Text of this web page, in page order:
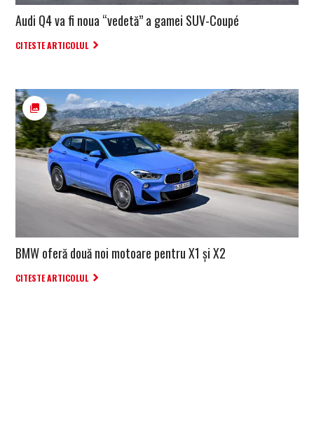
Audi Q4 va fi noua “vedetă” a gamei SUV-Coupé
CITESTE ARTICOLUL
BMW oferă două noi motoare pentru X1 și X2
CITESTE ARTICOLUL